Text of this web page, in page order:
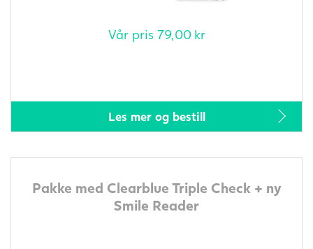
Vår pris 79,00 kr
Les mer og bestill
Pakke med Clearblue Triple Check + ny
Smile Reader